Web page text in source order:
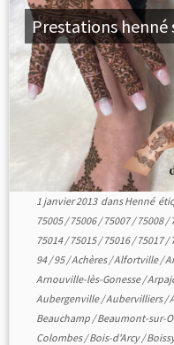
Prestations henné
1 janvier 2013dansHenné
75005/75006/75007/75008/
75014/75015/75016/75017/
94/95/Achères/Alfortville/
Arnouville-lès-Gonesse/
Aubergenville/Aubervilliers/
Beauchamp /Beaumont-sur-
Colombes/Bois-d'Arcy/